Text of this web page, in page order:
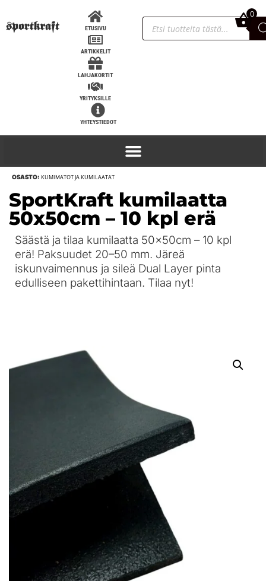
52
270,90 € +
ETUSIVU
ARTIKKELIT
LAHJAKORTIT
YRITYKSILLE
YHTEYSTIEDOT
0,00€
0
OSASTO: KUMIMATOT JA KUMILAATAT
SportKraft kumilaatta
50x50cm – 10 kpl erä
Säästä ja tilaa kumilaatta 50x50cm – 10 kpl
erä! Paksuudet 20–50 mm. Järeä
iskunvaimennus ja sileä Dual Layer pinta
edulliseen pakettihintaan. Tilaa nyt!